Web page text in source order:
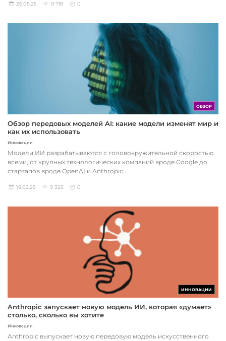
26.05.25 9 781 0
ОБЗОР
Обзор передовых моделей AI: какие модели изменят мир и
как их использовать
Инновации
Модели ИИ разрабатываются с головокружительной скоростью
всеми, от крупных технологических компаний вроде Google до
стартапов вроде OpenAI и Anthropic...
18.02.25 9 325 0
ИННОВАЦИИ
Anthropic запускает новую модель ИИ, которая «думает»
столько, сколько вы хотите
Инновации
Anthropic выпускает новую передовую модель искусственного